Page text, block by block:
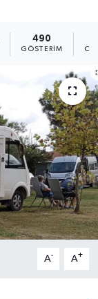
490
GÖSTERIM
A- A+